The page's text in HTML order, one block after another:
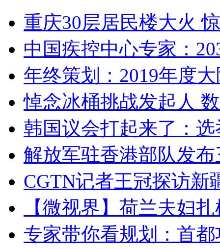
重庆30层居民楼大火
中国疾控中心专家：
年终策划：2019年度
悼念冰桶挑战发起人
韩国议会打起来了：
解放军驻香港部队发
CGTN记者王冠探访新
【微视界】荷兰夫妇
专家带你看规划：首